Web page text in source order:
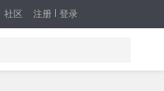
注册 登录
社区